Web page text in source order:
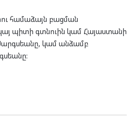
համաձայն բացման
պիտի գտնուին կամ Հայաստանի
կամ անձամբ